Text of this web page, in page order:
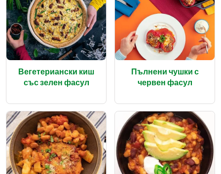
Вегетериански киш
със зелен фасул
Пълнени чушки с
червен фасул